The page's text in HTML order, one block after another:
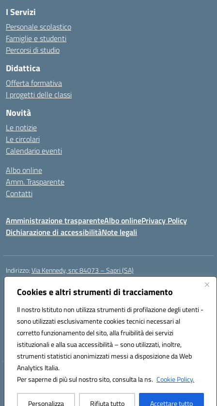
Cookies e altri strumenti di tracciamento
Il nostro Istituto non utilizza strumenti di profilazione degli utenti -
sono utilizzati esclusivamente cookies tecnici necessari al
corretto funzionamento del sito, alla fruibilità dei servizi
istituzionali e alla sua accessibilità – sono utilizzati, inoltre,
strumenti statistici anonimizzati messi a disposizione da Web
Analytics Italia.
Per saperne di più sul nostro sito, consulta la ns. Cookie Policy.
Personalizza Rifiuta tutto Accettare tutto
I Servizi
Personale scolastico
Famiglie e studenti
Percorsi di studio
Didattica
Offerta formativa
I progetti delle classi
Novità
Le notizie
Le circolari
Calendario eventi
Albo online
Amm. Trasparente
Contatti
Amministrazione trasparenteAlbo onlinePrivacy Policy
Dichiarazione di accessibilitàNote legali
Indirizzo:Via Kennedy, snc 84073 – Sapri (SA)
Centralino:
Posta elettronica certificata (PEC):saic878008@pec.istruzione.it
Codice fiscale: 84002700650
Codice meccanografico:SAIC878008
Codice Indice delle Pubbliche Amministrazioni (IPA): istsc_saic878008
Codice unico di fatturazione (CUF): UFYPHY
Hosting & Powered by 3D Solution S.r.l.
Concept & Design by Designers Italia